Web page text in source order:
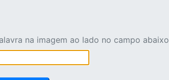
na imagem ao lado no campo abaixo